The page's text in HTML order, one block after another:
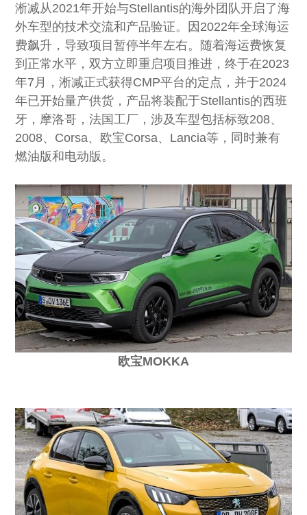
淅减从2021年开始与Stellantis的海外团队开启了海
外车型的技术交流和产品验证。因2022年全球海运
费飙升，导致项目暂停半年左右。随着海运费恢复
到正常水平，双方立即重启项目推进，终于在2023
年7月，淅减正式获得CMP平台的定点，并于2024
年已开始量产供货，产品将装配于Stellantis的西班
牙，摩洛哥，法国工厂，涉及车型包括标致208、
2008、Corsa、欧宝Corsa、Lancia等，同时兼有
燃油版和电动版。
欧宝MOKKA